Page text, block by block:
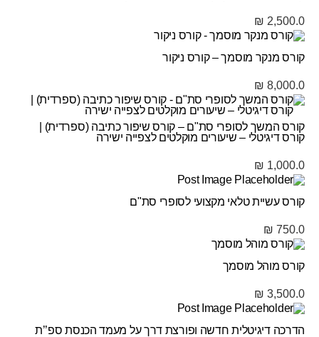
2,500.0
₪
קורס מנקר מוסמך – קורס ניקור
8,000.0
₪
קורס המשך לסופרי סת"ם – קורס שיפור כתיבה (ספרדית) |
קורס דיגיטלי – שיעורים מוקלטים לצפייה ישירה
1,000.0
₪
קורס עשיית טלאי מקצועי לסופרי סת"ם
750.0
₪
קורס מוהל מוסמך
3,500.0
₪
הדרכה דיגיטלית חדשה ופורצת דרך על מעמד הכנסת ספ’’ת